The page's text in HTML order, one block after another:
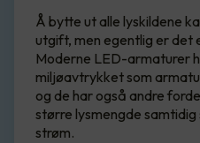
Å bytte ut alle lyskildene
utgift, men egentlig er det
Moderne LED-armaturer
miljøavtrykket som
og de har også andre
større lysmengde
strøm.